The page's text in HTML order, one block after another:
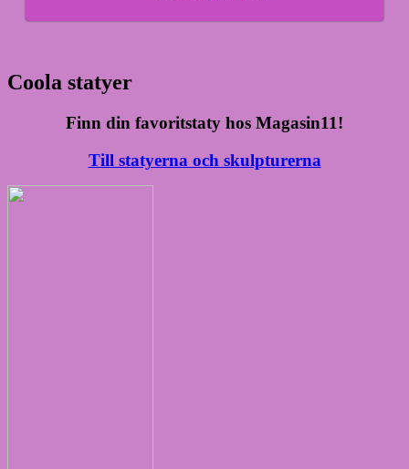
Coola statyer
Finn din favoritstaty hos Magasin11!
Till statyerna och skulpturerna